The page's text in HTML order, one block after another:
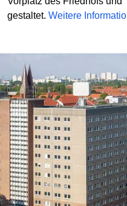
gestaltet. Weitere